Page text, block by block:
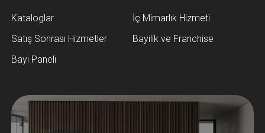
Kataloglar
İç Mimarlık Hizmeti
Satış Sonrası Hizmetler
Bayilik ve Franchise
Bayi Paneli